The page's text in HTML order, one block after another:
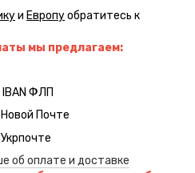
и Европуобратитесь к
мы предлагаем:
ФЛП
Почте
об оплате и доставке